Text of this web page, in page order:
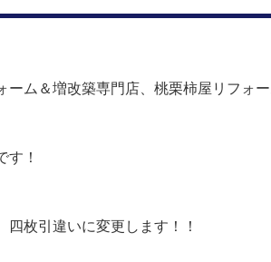
ーム＆増改築専門店、桃栗柿屋リフォ
す！
四枚引違いに変更します！！